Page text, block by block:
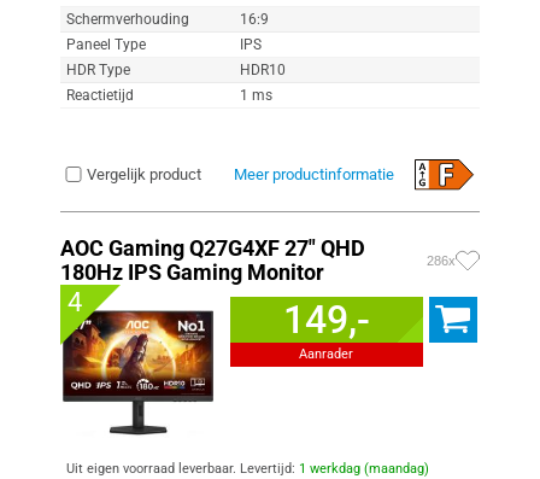
Schermverhouding
16:9
Paneel Type
IPS
HDR Type
HDR10
Reactietijd
1 ms
Vergelijk product Meer productinformatie
AOC Gaming Q27G4XF 27" QHD
180Hz IPS Gaming Monitor
286x
4 149,-
Aanrader
Uit eigen voorraad leverbaar. Levertijd: 1 werkdag (maandag)